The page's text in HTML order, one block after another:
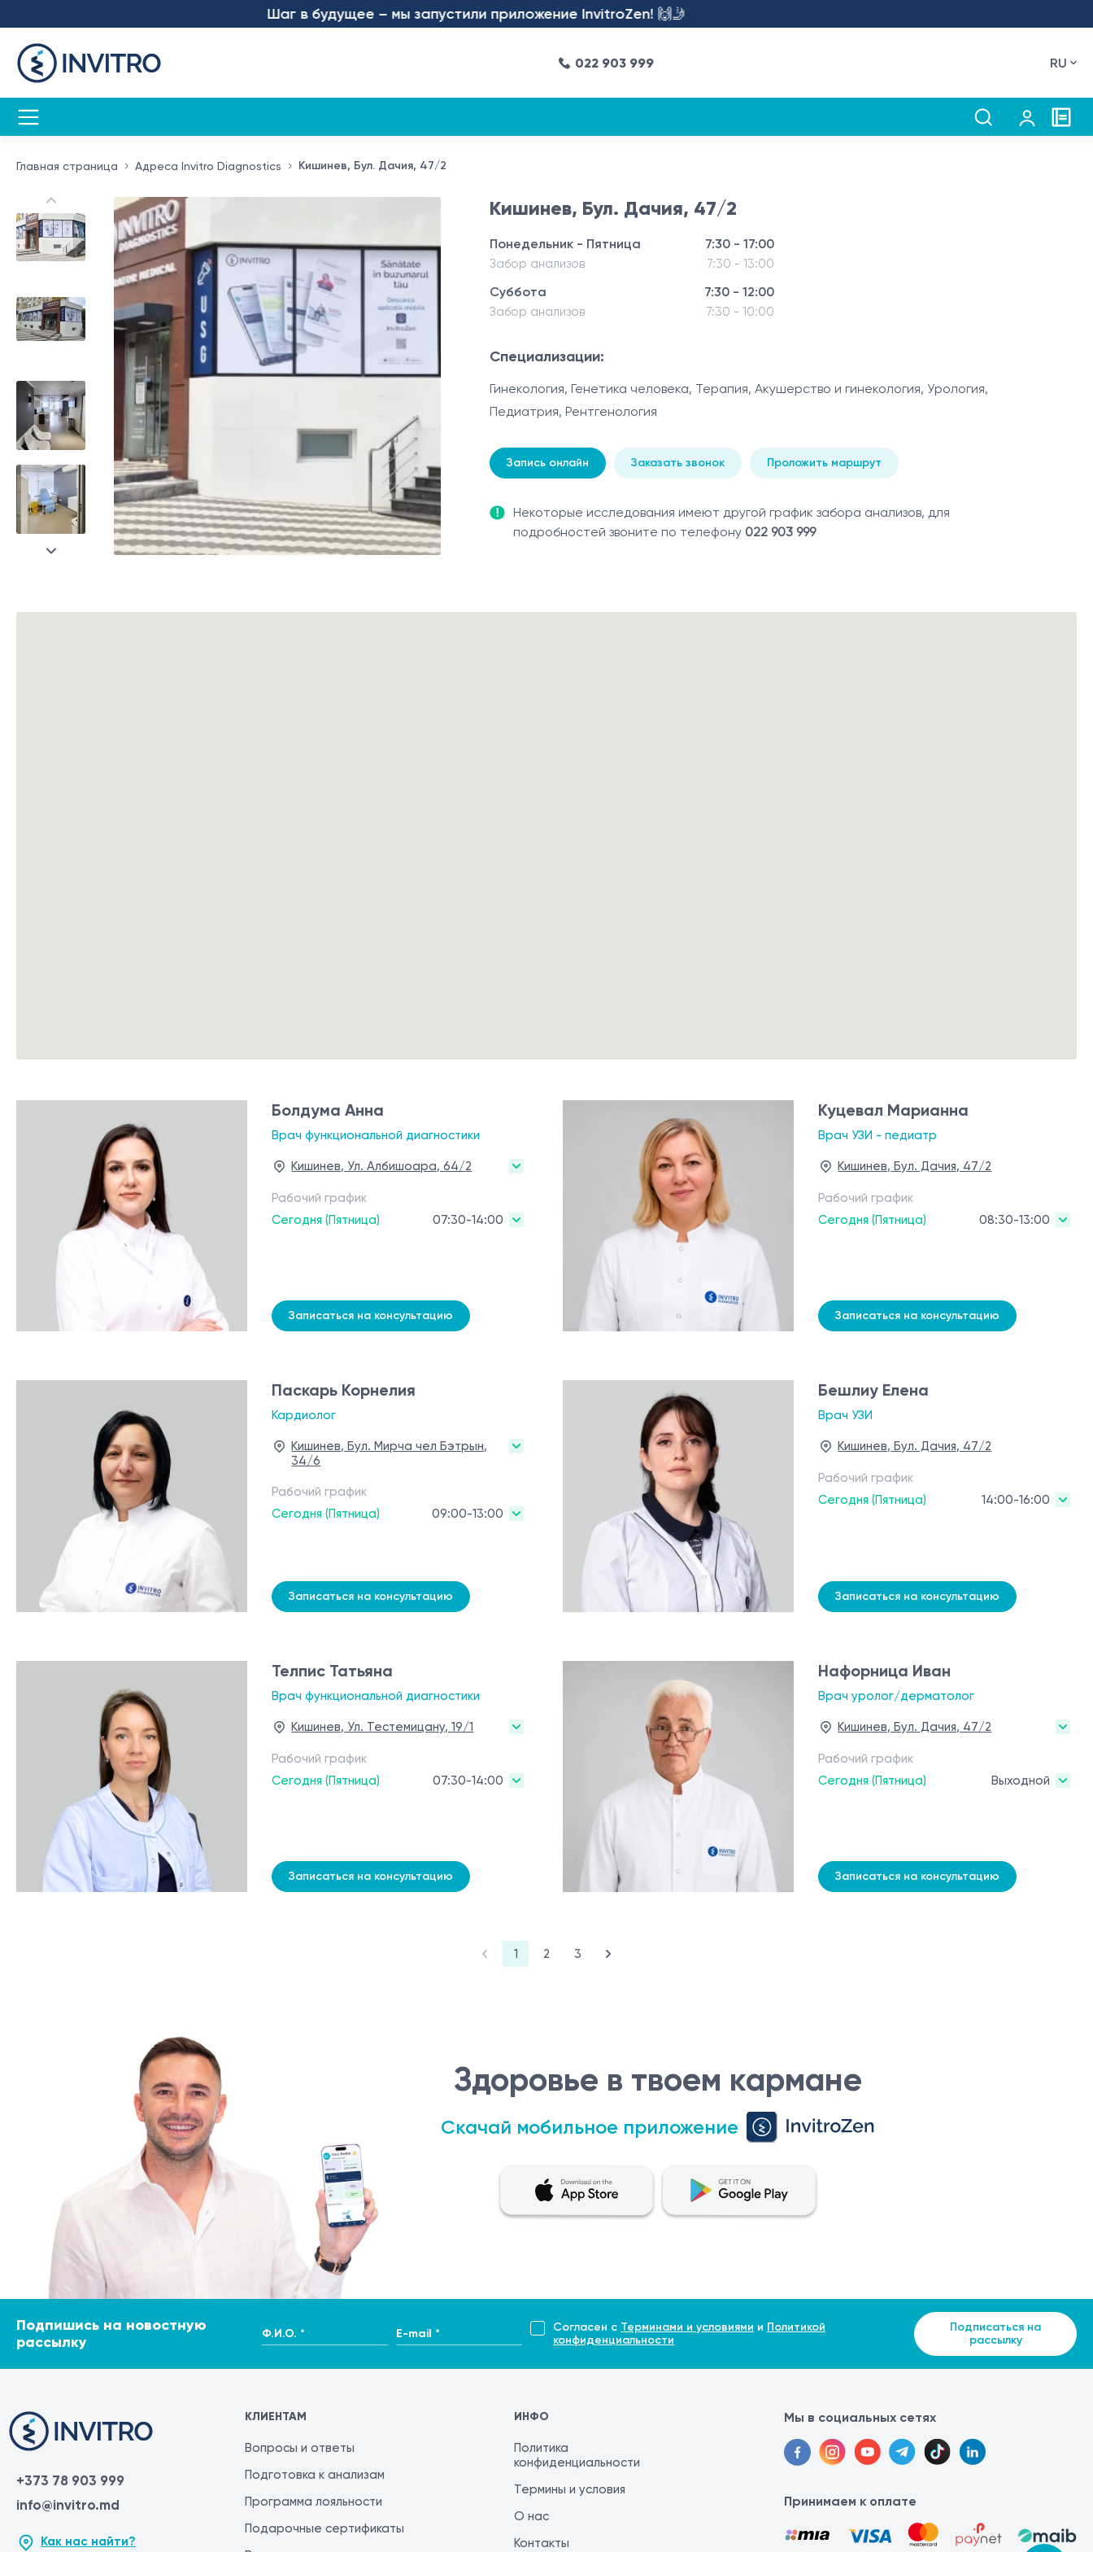
Шаг в будущее – мы запустили приложение InvitroZen! 🙌🤳
022 903 999 RU
Главная страница Адреса Invitro Diagnostics Кишинев, Бул. Дачия, 47/2
Кишинев, Бул. Дачия, 47/2
Понедельник - Пятница 7:30 - 17:00
Забор анализов 7:30 - 13:00
Суббота 7:30 - 12:00
Забор анализов 7:30 - 10:00
Специализации:
Гинекология, Генетика человека, Терапия, Акушерство и гинекология, Урология,
Педиатрия, Рентгенология
Запись онлайн Заказать звонок Проложить маршрут
Некоторые исследования имеют другой график забора анализов, для
подробностей звоните по телефону 022 903 999
Болдума Анна
Врач функциональной диагностики
Кишинев, Ул. Албишоара, 64/2
Рабочий график
Сегодня (Пятница)
07:30-14:00
Записаться на консультацию
Куцевал Марианна
Врач УЗИ - педиатр
Кишинев, Бул. Дачия, 47/2
Рабочий график
Сегодня (Пятница)
08:30-13:00
Записаться на консультацию
Паскарь Корнелия
Кардиолог
Кишинев, Бул. Мирча чел Бэтрын,
34/6
Рабочий график
Сегодня (Пятница)
09:00-13:00
Записаться на консультацию
Бешлиу Елена
Врач УЗИ
Кишинев, Бул. Дачия, 47/2
Рабочий график
Сегодня (Пятница)
14:00-16:00
Записаться на консультацию
Телпиc Татьяна
Врач функциональной диагностики
Кишинев, Ул. Тестемицану, 19/1
Рабочий график
Сегодня (Пятница)
07:30-14:00
Записаться на консультацию
Нафорница Иван
Врач уролог/дерматолог
Кишинев, Бул. Дачия, 47/2
Рабочий график
Сегодня (Пятница)
Выходной
Записаться на консультацию
1 2 3
Здоровье в твоем кармане
Скачай мобильное приложение
Подпишись на новостную
рассылку
Ф.И.О. * E-mail * Согласен с Терминами и условиями и Политикой
конфиденциальности
Подписаться на
рассылку
+373 78 903 999
info@invitro.md
Как нас найти?
КЛИЕНТАМ
Вопросы и ответы
Подготовка к анализам
Программа лояльности
Подарочные сертификаты
ИНФО
Политика
конфиденциальности
Термины и условия
О нас
Контакты
Мы в социальных сетях
Принимаем к оплате